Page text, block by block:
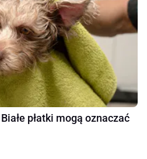
płatki mogą oznaczać